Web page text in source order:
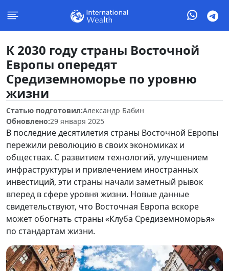
К 2030 году страны Восточной
Европы опередят
Средиземноморье по уровню
жизни
Статью подготовил:Александр Бабин
Обновлено:29 января 2025
В последние десятилетия страны Восточной Европы
пережили революцию в своих экономиках и
обществах. С развитием технологий, улучшением
инфраструктуры и привлечением иностранных
инвестиций, эти страны начали заметный рывок
вперед в сфере уровня жизни. Новые данные
свидетельствуют, что Восточная Европа вскоре
может обогнать страны «Клуба Средиземноморья»
по стандартам жизни.